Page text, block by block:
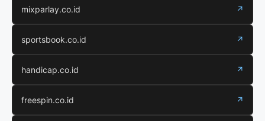
mixparlay.co.id ↗
sportsbook.co.id ↗
handicap.co.id ↗
freespin.co.id ↗